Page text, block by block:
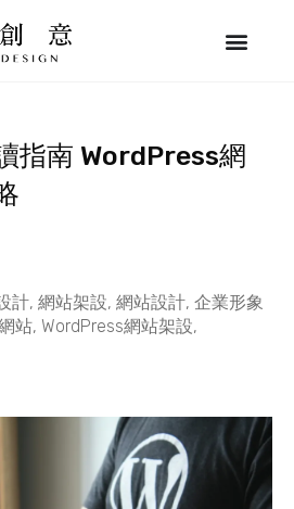
指南 WordPress網
計, 網站架設, 網站設計, 企業形象
站, WordPress網站架設,